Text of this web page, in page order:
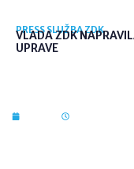
PRESS SLUŽBA ZDK
VLADA ZDK
UPRAVE